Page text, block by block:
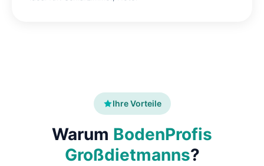
Ihre Vorteile
Warum BodenProfis
Großdietmanns?